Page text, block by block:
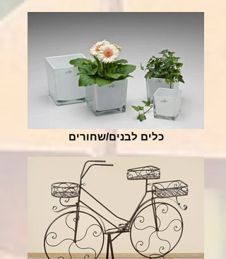
כלים לבנים/שחורים